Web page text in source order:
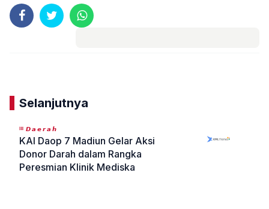
Selanjutnya
𝘿𝙖𝙚𝙧𝙖𝙝
KAI Daop 7 Madiun Gelar Aksi
Donor Darah dalam Rangka
Peresmian Klinik Mediska